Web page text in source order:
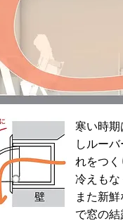
寒い時
しルー
れをつく
冷えもな
また新
で窓の結